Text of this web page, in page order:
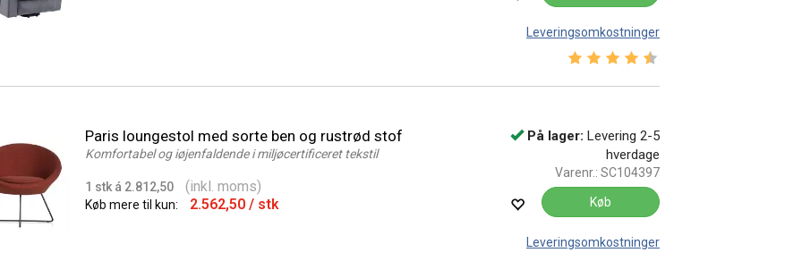
Leveringsomkostninger
Vurdering:
Paris loungestol med sorte ben og rustrød stof
Komfortabel og iøjenfaldende i miljøcertificeret tekstil
1 stk á 2.812,50 (inkl. moms)
På lager: Levering 2-5
hverdage
Varenr.: SC104397
Køb mere til kun: 2.562,50 / stk Køb
Leveringsomkostninger